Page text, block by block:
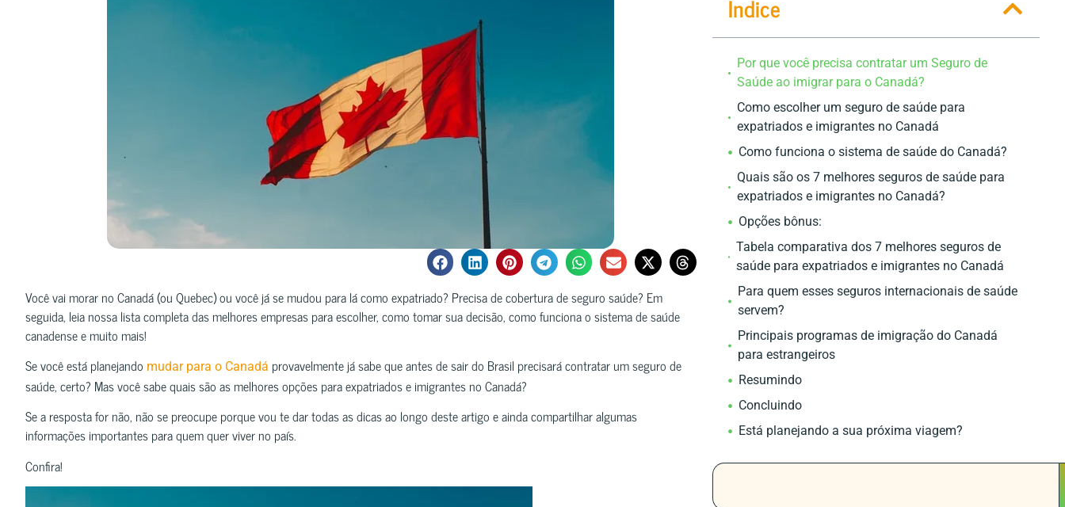
Você vai morar no Canadá (ou Quebec) ou você já se mudou para lá como expatriado? Precisa de cobertura de seguro saúde? Em
seguida, leia nossa lista completa das melhores empresas para escolher, como tomar sua decisão, como funciona o sistema de saúde
canadense e muito mais!
Se você está planejando mudar para o Canadá provavelmente já sabe que antes de sair do Brasil precisará contratar um seguro de
saúde, certo? Mas você sabe quais são as melhores opções para expatriados e imigrantes no Canadá?
Se a resposta for não, não se preocupe porque vou te dar todas as dicas ao longo deste artigo e ainda compartilhar algumas
informações importantes para quem quer viver no país.
Confira!
Índice
Por que você precisa contratar um Seguro de
Saúde ao imigrar para o Canadá?
Como escolher um seguro de saúde para
expatriados e imigrantes no Canadá
Como funciona o sistema de saúde do Canadá?
Quais são os 7 melhores seguros de saúde para
expatriados e imigrantes no Canadá?
Opções bônus:
Tabela comparativa dos 7 melhores seguros de
saúde para expatriados e imigrantes no Canadá
Para quem esses seguros internacionais de saúde
servem?
Principais programas de imigração do Canadá
para estrangeiros
Resumindo
Concluindo
Está planejando a sua próxima viagem?